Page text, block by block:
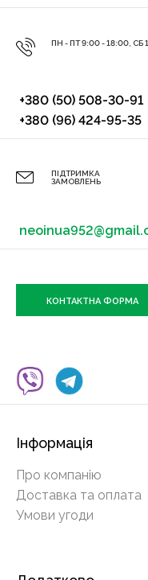
ПН - ПТ 9:00 - 18:00, СБ
+380 (50) 508-30-91
+380 (96) 424-95-35
ПІДТРИМКА
ЗАМОВЛЕНЬ
КОНТАКТНА ФОРМА
Інформація
Про компанію
Доставка та оплата
Умови угоди